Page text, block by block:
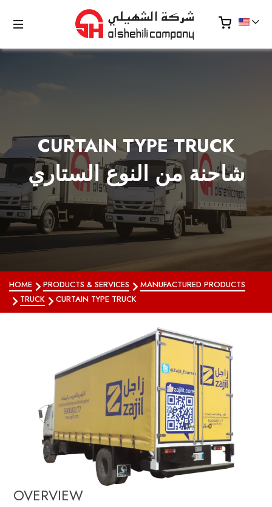
CURTAIN TYPE TRUCK
شاحنة من النوع الستاري
HOME PRODUCTS & SERVICES
MANUFACTURED PRODUCTS
TRUCK CURTAIN TYPE TRUCK
OVERVIEW